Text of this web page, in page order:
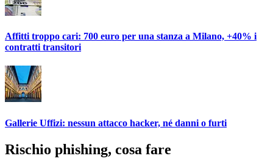
Affitti troppo cari: 700 euro per una stanza a Milano, +40% i
contratti transitori
Gallerie Uffizi: nessun attacco hacker, né danni o furti
Rischio phishing, cosa fare